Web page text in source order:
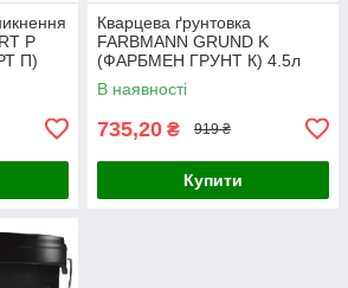
P
П)
Кварцева ґрунтовка
FARBMANN GRUND K
(ФАРБМЕН ГРУНТ К) 4.5л
В наявності
735,20 ₴ 919 ₴
Купити